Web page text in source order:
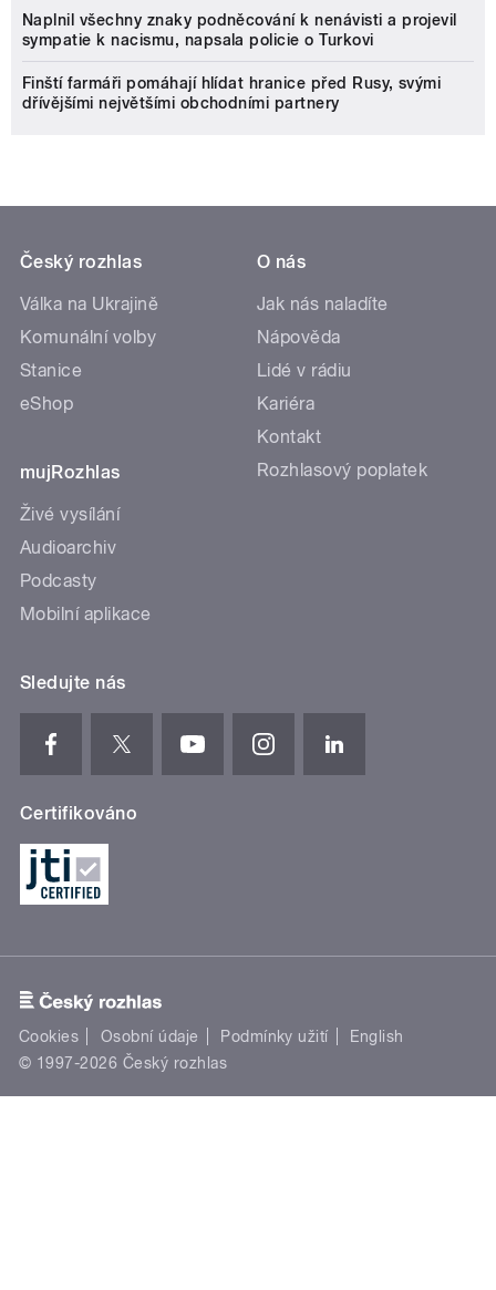
Naplnil všechny znaky podněcování k nenávisti a projevil
sympatie k nacismu, napsala policie o Turkovi
Finští farmáři pomáhají hlídat hranice před Rusy, svými
dřívějšími největšími obchodními partnery
Český rozhlas
Válka na Ukrajině
Komunální volby
Stanice
eShop
mujRozhlas
Živé vysílání
Audioarchiv
Podcasty
Mobilní aplikace
O nás
Jak nás naladíte
Nápověda
Lidé v rádiu
Kariéra
Kontakt
Rozhlasový poplatek
Sledujte nás
Certifikováno
Cookies Osobní údaje Podmínky užití
English
© 1997-2026 Český rozhlas